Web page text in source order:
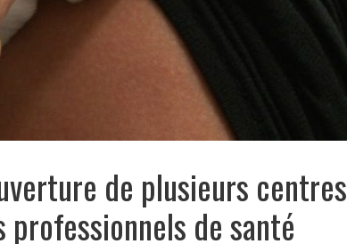
de plusieurs centres
de santé